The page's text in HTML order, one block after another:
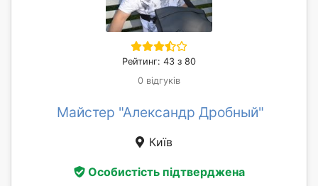
Рейтинг: 43 з 80
0 відгуків
Майстер "Александр Дробный"
Київ
Особистість підтверджена